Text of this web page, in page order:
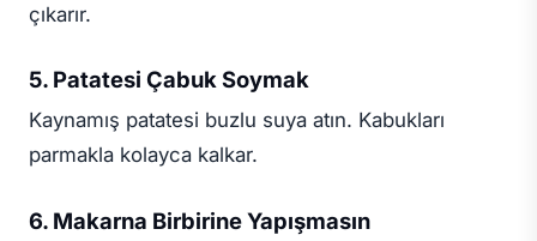
çıkarır.
5. Patatesi Çabuk Soymak
Kaynamış patatesi buzlu suya atın. Kabukları
parmakla kolayca kalkar.
6. Makarna Birbirine Yapışmasın